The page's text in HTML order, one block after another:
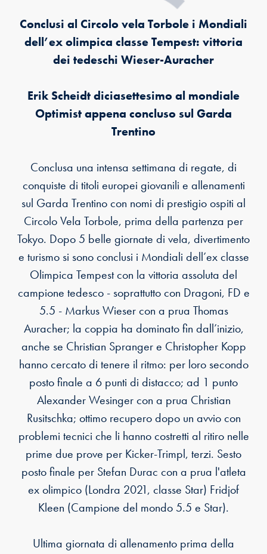
Conclusi al Circolo vela Torbole i Mondiali
dell’ex olimpica classe Tempest: vittoria
dei tedeschi Wieser-Auracher
Erik Scheidt diciasettesimo al mondiale
Optimist appena concluso sul Garda
Trentino
Conclusa una intensa settimana di regate, di
conquiste di titoli europei giovanili e allenamenti
sul Garda Trentino con nomi di prestigio ospiti al
Circolo Vela Torbole, prima della partenza per
Tokyo. Dopo 5 belle giornate di vela, divertimento
e turismo si sono conclusi i Mondiali dell’ex classe
Olimpica Tempest con la vittoria assoluta del
campione tedesco - soprattutto con Dragoni, FD e
5.5 - Markus Wieser con a prua Thomas
Auracher; la coppia ha dominato fin dall’inizio,
anche se Christian Spranger e Christopher Kopp
hanno cercato di tenere il ritmo: per loro secondo
posto finale a 6 punti di distacco; ad 1 punto
Alexander Wesinger con a prua Christian
Rusitschka; ottimo recupero dopo un avvio con
problemi tecnici che li hanno costretti al ritiro nelle
prime due prove per Kicker-Trimpl, terzi. Sesto
posto finale per Stefan Durac con a prua l'atleta
ex olimpico (Londra 2021, classe Star) Fridjof
Kleen (Campione del mondo 5.5 e Star).
Ultima giornata di allenamento prima della